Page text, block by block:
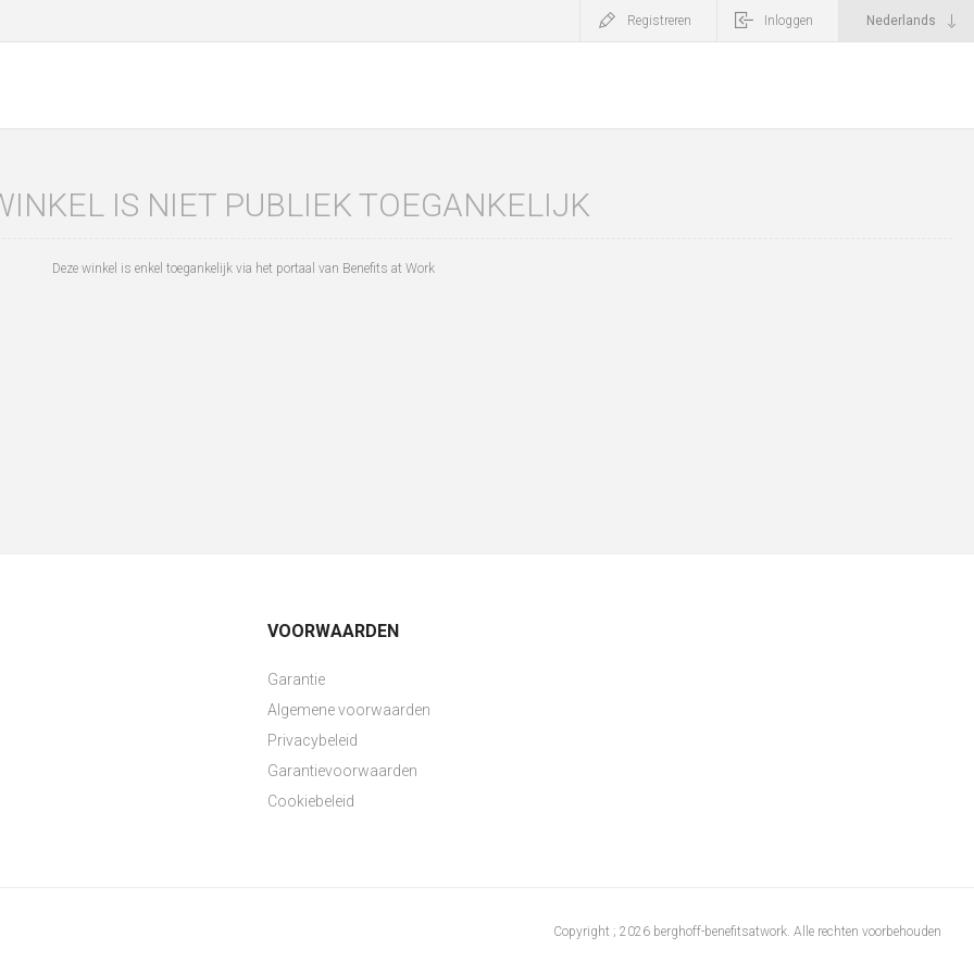
Registreren Inloggen
IS NIET PUBLIEK TOEGANKELIJK
Deze winkel is enkel toegankelijk via het portaal van Benefits at Work
VOORWAARDEN
Garantie
Algemene voorwaarden
Privacybeleid
Garantievoorwaarden
Cookiebeleid
Copyright ; 2026 berghoff-benefitsatwork. Alle rechten voorbehouden